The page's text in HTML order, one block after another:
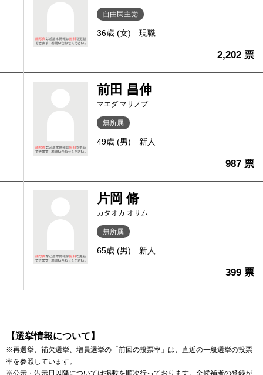
自由民主党
36歳 (女) 現職
2,202 票
前田 昌伸
マエダ マサノブ
無所属
49歳 (男) 新人
987 票
片岡 脩
カタオカ オサム
無所属
65歳 (男) 新人
399 票
【選挙情報について】
※再選挙、補欠選挙、増員選挙の「前回の投票率」は、直近の一般選挙の投票
率を参照しています。
※公示・告示日以降については掲載を順次行っております。全候補者の登録が